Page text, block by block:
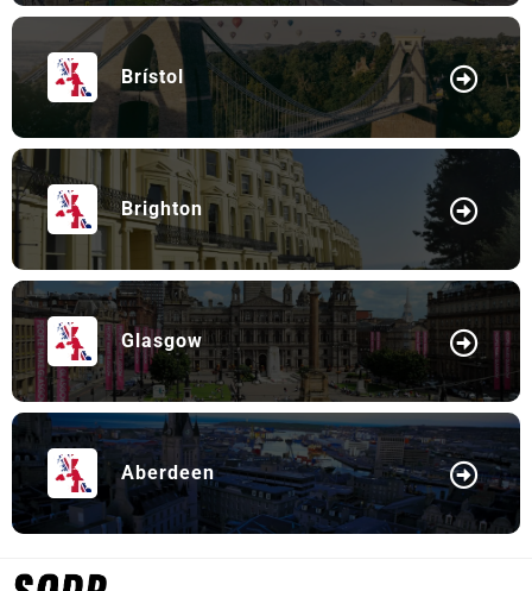
Brístol
Brighton
Glasgow
Aberdeen